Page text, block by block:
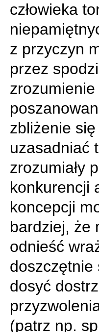
człowieka
z przyczyn
przez
zbliżenie
uzasadniać
zrozumiały
konkurencji
koncepcji
bardziej, że
odnieść
doszczętnie
dosyć
(patrz np.